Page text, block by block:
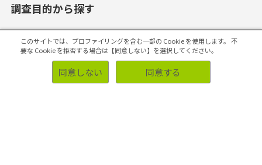
調査目的から探す
市場機会の発見
このサイトでは、プロファイリングを含む一部の Cookie を使用します。 不
要な Cookie を拒否する場合は【同意しない】を選択してください。
同意しない 同意する